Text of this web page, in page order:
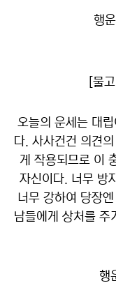
행
[물
오늘의 운세는 대
다. 사사건건 의견
게 작용되므로 이
자신이다. 너무 방
너무 강하여 당장
남들에게 상처를 주
행